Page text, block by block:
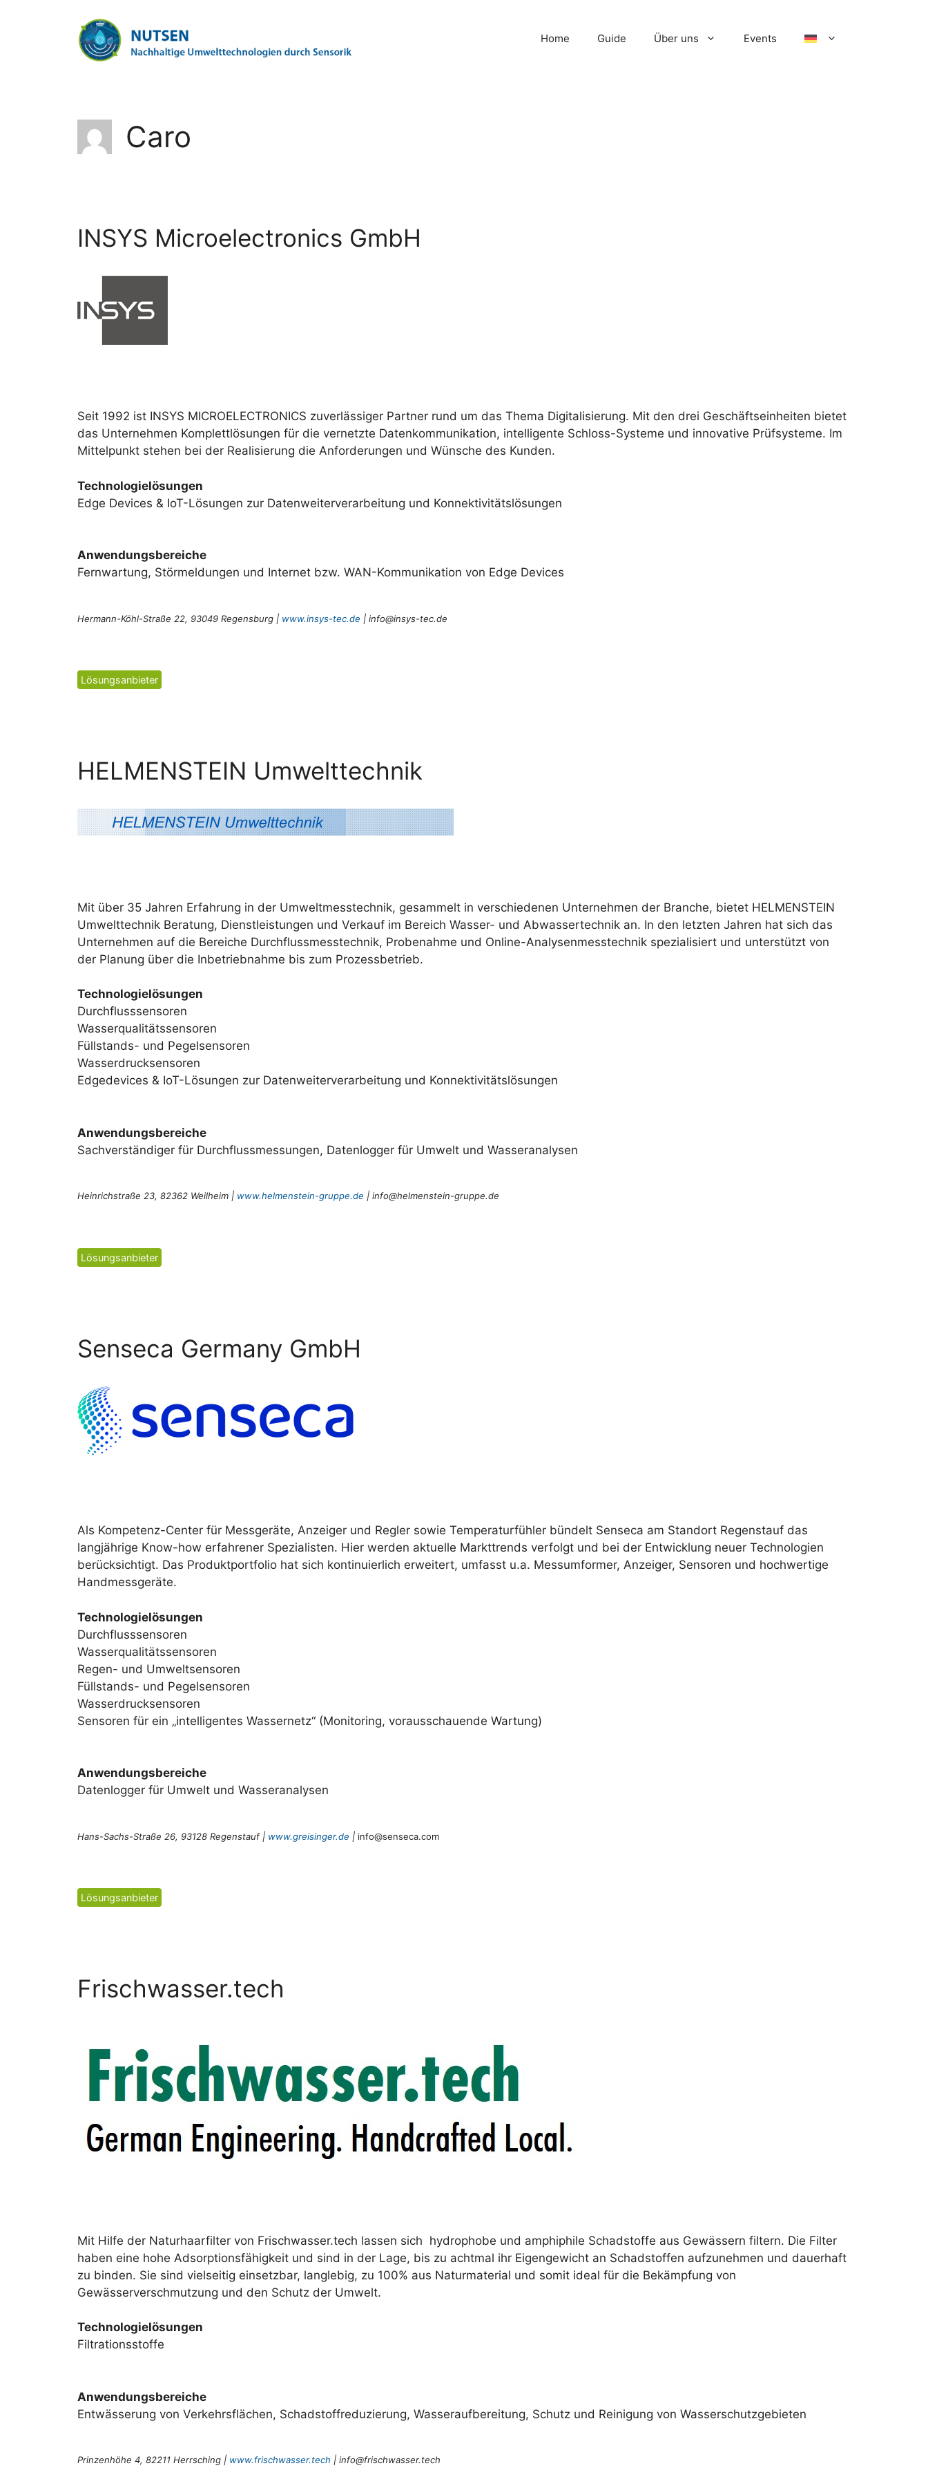
Home Guide Über uns Events
Caro
INSYS Microelectronics GmbH
Seit 1992 ist INSYS MICROELECTRONICS zuverlässiger Partner rund um das Thema Digitalisierung. Mit den drei Geschäftseinheiten bietet
das Unternehmen Komplettlösungen für die vernetzte Datenkommunikation, intelligente Schloss-Systeme und innovative Prüfsysteme. Im
Mittelpunkt stehen bei der Realisierung die Anforderungen und Wünsche des Kunden.
Technologielösungen
Edge Devices & IoT-Lösungen zur Datenweiterverarbeitung und Konnektivitätslösungen
Anwendungsbereiche
Fernwartung, Störmeldungen und Internet bzw. WAN-Kommunikation von Edge Devices
Hermann-Köhl-Straße 22, 93049 Regensburg | www.insys-tec.de | info@insys-tec.de
Kategorien
Lösungsanbieter
HELMENSTEIN Umwelttechnik
Mit über 35 Jahren Erfahrung in der Umweltmesstechnik, gesammelt in verschiedenen Unternehmen der Branche, bietet HELMENSTEIN
Umwelttechnik Beratung, Dienstleistungen und Verkauf im Bereich Wasser- und Abwassertechnik an. In den letzten Jahren hat sich das
Unternehmen auf die Bereiche Durchflussmesstechnik, Probenahme und Online-Analysenmesstechnik spezialisiert und unterstützt von
der Planung über die Inbetriebnahme bis zum Prozessbetrieb.
Technologielösungen
Durchflusssensoren
Wasserqualitätssensoren
Füllstands- und Pegelsensoren
Wasserdrucksensoren
Edgedevices & IoT-Lösungen zur Datenweiterverarbeitung und Konnektivitätslösungen
Anwendungsbereiche
Sachverständiger für Durchflussmessungen, Datenlogger für Umwelt und Wasseranalysen
Heinrichstraße 23, 82362 Weilheim | www.helmenstein-gruppe.de | info@helmenstein-gruppe.de
Kategorien
Lösungsanbieter
Senseca Germany GmbH
Als Kompetenz-Center für Messgeräte, Anzeiger und Regler sowie Temperaturfühler bündelt Senseca am Standort Regenstauf das
langjährige Know-how erfahrener Spezialisten. Hier werden aktuelle Markttrends verfolgt und bei der Entwicklung neuer Technologien
berücksichtigt. Das Produktportfolio hat sich kontinuierlich erweitert, umfasst u.a. Messumformer, Anzeiger, Sensoren und hochwertige
Handmessgeräte.
Technologielösungen
Durchflusssensoren
Wasserqualitätssensoren
Regen- und Umweltsensoren
Füllstands- und Pegelsensoren
Wasserdrucksensoren
Sensoren für ein „intelligentes Wassernetz“ (Monitoring, vorausschauende Wartung)
Anwendungsbereiche
Datenlogger für Umwelt und Wasseranalysen
Hans-Sachs-Straße 26, 93128 Regenstauf | www.greisinger.de | info@senseca.com
Kategorien
Lösungsanbieter
Frischwasser.tech
Mit Hilfe der Naturhaarfilter von Frischwasser.tech lassen sich hydrophobe und amphiphile Schadstoffe aus Gewässern filtern. Die Filter
haben eine hohe Adsorptionsfähigkeit und sind in der Lage, bis zu achtmal ihr Eigengewicht an Schadstoffen aufzunehmen und dauerhaft
zu binden. Sie sind vielseitig einsetzbar, langlebig, zu 100% aus Naturmaterial und somit ideal für die Bekämpfung von
Gewässerverschmutzung und den Schutz der Umwelt.
Technologielösungen
Filtrationsstoffe
Anwendungsbereiche
Entwässerung von Verkehrsflächen, Schadstoffreduzierung, Wasseraufbereitung, Schutz und Reinigung von Wasserschutzgebieten
Prinzenhöhe 4, 82211 Herrsching | www.frischwasser.tech | info@frischwasser.tech